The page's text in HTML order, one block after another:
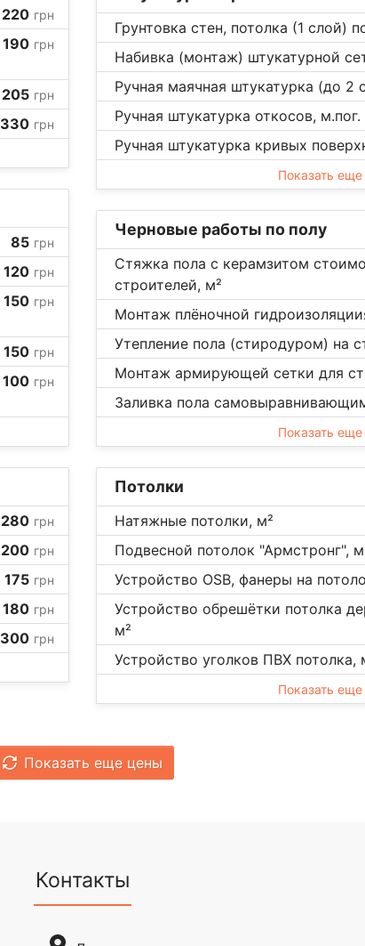
220 грн
190 грн
205 грн
330 грн
85 грн
120 грн
150 грн
150 грн
100 грн
280 грн
200 грн
175 грн
180 грн
300 грн
Грунтовка стен, потолка (1 слой)
Набивка (монтаж) штукатурной
Ручная маячная штукатурка (до 2
Ручная штукатурка откосов, м.пог.
Ручная штукатурка кривых
Показать
Черновые работы по полу
Стяжка пола с керамзитом
строителей, м²
Монтаж плёночной
Утепление пола (стиродуром) на
Монтаж армирующей сетки для
Заливка пола
Показать
Потолки
Натяжные потолки, м²
Подвесной потолок "Армстронг",
Устройство OSB, фанеры на
Устройство обрешётки потолка
м²
Устройство уголков ПВХ потолка,
Показать
Показать еще цены
Контакты